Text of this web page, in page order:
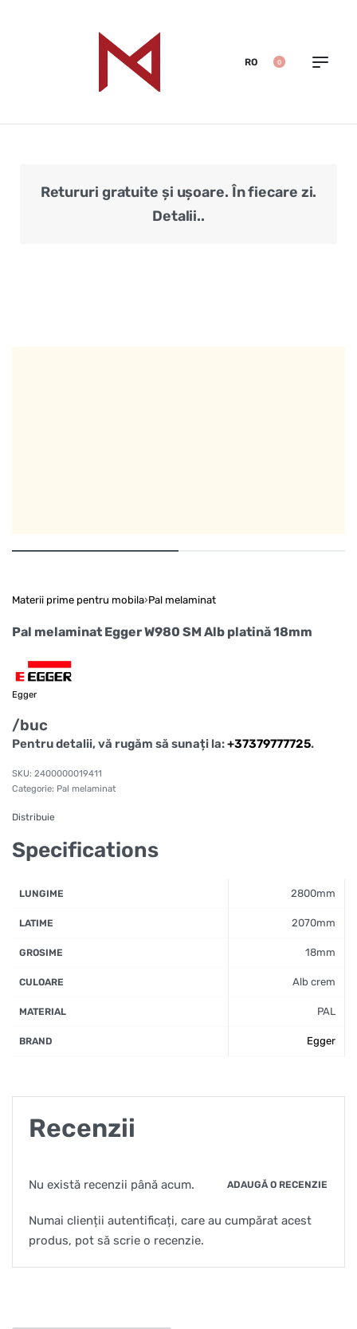
RO 0
Retururi gratuite și ușoare. În fiecare zi.
Detalii..
Materii prime pentru mobila›Pal melaminat
Pal melaminat Egger W980 SM Alb platină 18mm
Egger
/buc
Pentru detalii, vă rugăm să sunați la:+37379777725.
2400000019411
Categorie: Pal melaminat
Distribuie
Specifications
LUNGIME 2800mm
LATIME 2070mm
GROSIME 18mm
CULOARE Alb crem
MATERIAL PAL
BRAND Egger
Recenzii
Nu există recenzii până acum. ADAUGĂ O RECENZIE
Numai clienții autentificați, care au cumpărat acest
produs, pot să scrie o recenzie.